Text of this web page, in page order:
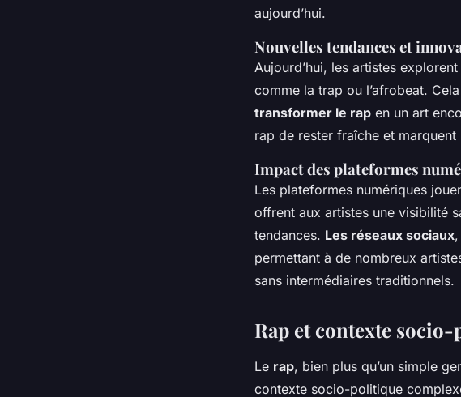
aujourd’hui.
Nouvelles tendances et
Aujourd’hui, les artistes
comme la trap ou l’afrobeat.
transformer le rap en un art
rap de rester fraîche et
Impact des plateformes
Les plateformes numériques
offrent aux artistes une visibilité
tendances. Les réseaux sociaux
permettant à de nombreux
sans intermédiaires traditionnels.
Rap et contexte
Le rap, bien plus qu’un simple
contexte socio-politique